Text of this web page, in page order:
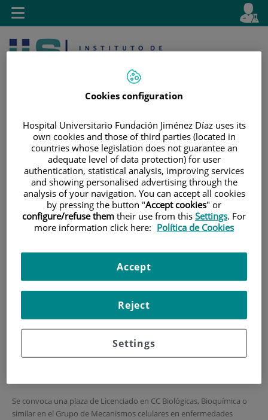
Jump to content
content
Language
Active
en
Search
Toggle
navigation
EMPLOYMENT OFFERS
|CONVOCATORIA PLAZA DE LICENCIADO
Convocatoria plaza de
Se convoca una plaza de Licenciado en CC Biológicas, Bioquímica o
similar en el Grupo de Mecanismos celulares en enfermedades
Cookies configuration
Hospital Universitario Fundación Jiménez Díaz uses its
own cookies and those of third parties (located in
countries whose legislation does not guarantee an
adequate level of data protection) for user
authentication, statistical analysis, improving services
and showing personalised advertising through the
analysis of your navigation. You can accept all cookies
by pressing the button "Accept cookies" or
configure/refuse them their use from this Settings. For
more information click here: Política de Cookies
Settings
Reject
Accept